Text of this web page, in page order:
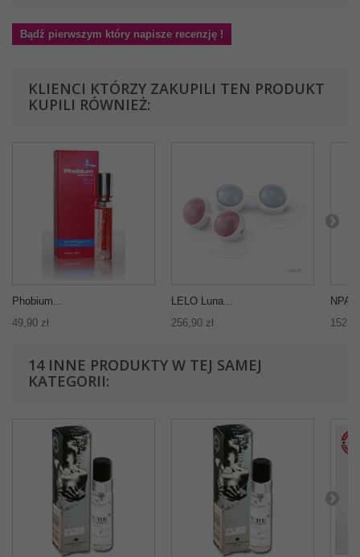
Bądź pierwszym który napisze recenzję !
KLIENCI KTÓRZY ZAKUPILI TEN PRODUKT
KUPILI RÓWNIEŻ:
Phobium...
49,90 zł
LELO Luna...
256,90 zł
NPA
14 INNE PRODUKTY W TEJ SAMEJ
KATEGORII: